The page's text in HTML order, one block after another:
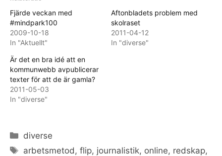
Fjärde veckan med
#mindpark100
2009-10-18
In "Aktuellt"
Aftonbladets problem med
skolraset
2011-04-12
In "diverse"
Är det en bra idé att en
kommunwebb avpublicerar
texter för att de är gamla?
2011-05-03
In "diverse"
Categories
diverse
Tags
arbetsmetod,flip, journalistik, online, redskap,